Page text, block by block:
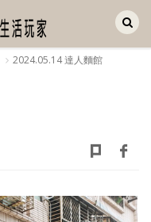
2024.05.14 達人麵館